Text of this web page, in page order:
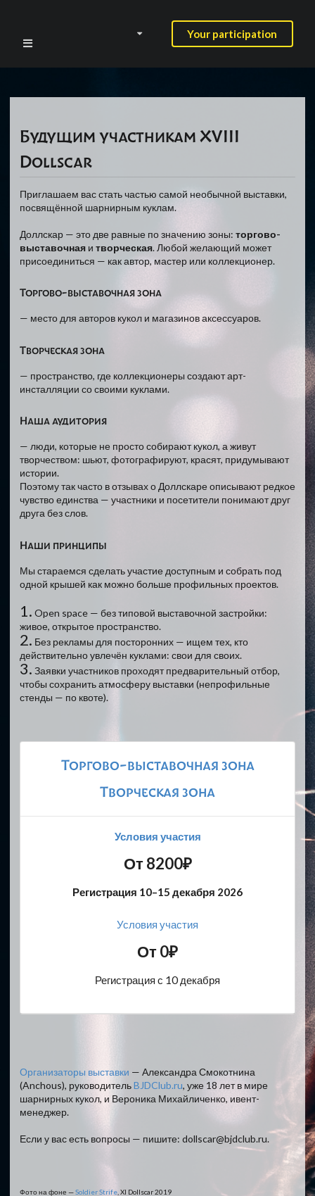
Your participation
Будущим участникам XVIII
Dollscar
Приглашаем вас стать частью самой необычной выставки,
посвящённой шарнирным куклам.
Доллскар — это две равные по значению зоны: торгово-
выставочная и творческая. Любой желающий может
присоединиться — как автор, мастер или коллекционер.
Торгово-выставочная зона
— место для авторов кукол и магазинов аксессуаров.
Творческая зона
— пространство, где коллекционеры создают арт-
инсталляции со своими куклами.
Наша аудитория
— люди, которые не просто собирают кукол, а живут
творчеством: шьют, фотографируют, красят, придумывают
истории.
Поэтому так часто в отзывах о Доллскаре описывают редкое
чувство единства — участники и посетители понимают друг
друга без слов.
Наши принципы
Мы стараемся сделать участие доступным и собрать под
одной крышей как можно больше профильных проектов.
1. Open space — без типовой выставочной застройки:
живое, открытое пространство.
2. Без рекламы для посторонних — ищем тех, кто
действительно увлечён куклами: свои для своих.
3. Заявки участников проходят предварительный отбор,
чтобы сохранить атмосферу выставки (непрофильные
стенды — по квоте).
Торгово-выставочная зона
Творческая зона
Условия участия
От 8200₽
Регистрация 10–15 декабря 2026
Условия участия
От 0₽
Регистрация с 10 декабря
Организаторы выставки — Александра Смокотнина
(Anchous), руководительBJDClub.ru, уже 18 лет в мире
шарнирных кукол, и Вероника Михайличенко, ивент-
менеджер.
Если у вас есть вопросы — пишите: dollscar@bjdclub.ru.
Фото на фоне —Soldier Strife, XI Dollscar 2019